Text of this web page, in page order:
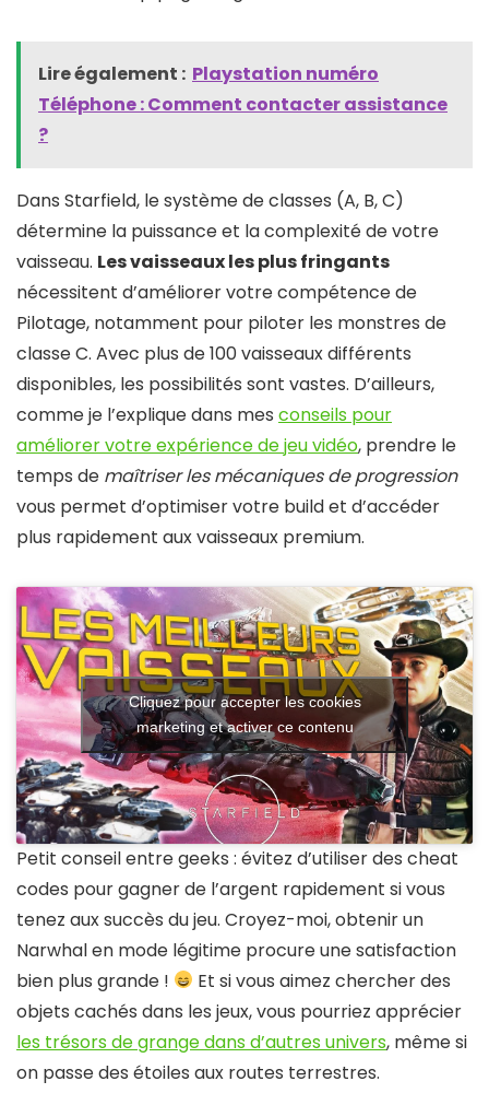
Lire également : Playstation numéro
Téléphone : Comment contacter assistance
?
Dans Starfield, le système de classes (A, B, C)
détermine la puissance et la complexité de votre
vaisseau. Les vaisseaux les plus fringants
nécessitent d’améliorer votre compétence de
Pilotage, notamment pour piloter les monstres de
classe C. Avec plus de 100 vaisseaux différents
disponibles, les possibilités sont vastes. D’ailleurs,
comme je l’explique dans mes conseils pour
améliorer votre expérience de jeu vidéo, prendre le
temps de maîtriser les mécaniques de progression
vous permet d’optimiser votre build et d’accéder
plus rapidement aux vaisseaux premium.
Cliquez pour accepter les cookies
marketing et activer ce contenu
Petit conseil entre geeks : évitez d’utiliser des cheat
codes pour gagner de l’argent rapidement si vous
tenez aux succès du jeu. Croyez-moi, obtenir un
Narwhal en mode légitime procure une satisfaction
bien plus grande !
Et si vous aimez chercher des
objets cachés dans les jeux, vous pourriez apprécier
les trésors de grange dans d’autres univers, même si
on passe des étoiles aux routes terrestres.